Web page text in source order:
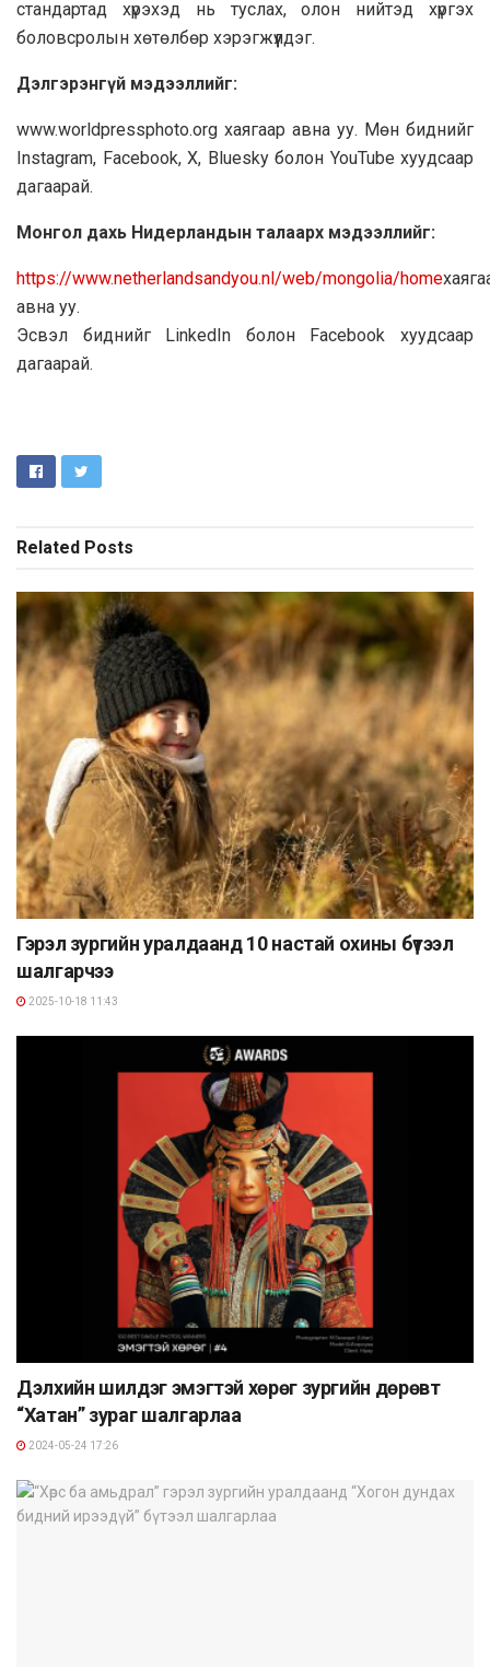
стандартад хүрэхэд нь туслах, олон нийтэд хүргэх
боловсролын хөтөлбөр хэрэгжүүлдэг.
Дэлгэрэнгүй мэдээллийг:
www.worldpressphoto.org хаягаар авна уу. Мөн биднийг
Instagram, Facebook, X, Bluesky болон YouTube хуудсаар
дагаарай.
Монгол дахь Нидерландын талаарх мэдээллийг:
https://www.netherlandsandyou.nl/web/mongolia/home
авна уу.
Эсвэл биднийг LinkedIn болон Facebook хуудсаар
дагаарай.
Related Posts
Гэрэл зургийн уралдаанд 10 настай охины бүтээл
шалгарчээ
2025-10-18 11:43
Дэлхийн шилдэг эмэгтэй хөрөг зургийн дөрөвт
“Хатан” зураг шалгарлаа
2024-05-24 17:26